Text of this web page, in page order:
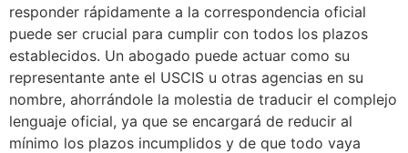
responder rápidamente a la correspondencia oficial
puede ser crucial para cumplir con todos los plazos
establecidos. Un abogado puede actuar como su
representante ante el USCIS u otras agencias en su
nombre, ahorrándole la molestia de traducir el complejo
lenguaje oficial, ya que se encargará de reducir al
mínimo los plazos incumplidos y de que todo vaya